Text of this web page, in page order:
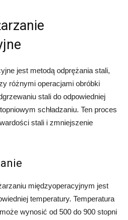
jest metodą odprężania stali,
różnymi operacjami obróbki
stali do odpowiedniej
schładzaniu. Ten proces
stali i zmniejszenie
międzyoperacyjnym jest
temperatury. Temperatura
wynosić od 500 do 900 stopni